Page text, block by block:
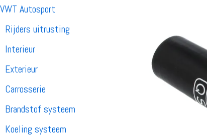
VWT Autosport
Rijders uitrusting
Interieur
Exterieur
Carrosserie
Brandstof systeem
Koeling systeem